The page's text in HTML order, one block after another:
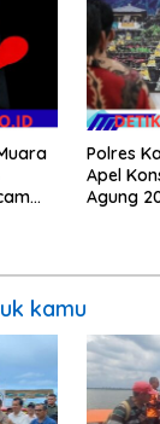
Polres
Apel
Agung
kamu